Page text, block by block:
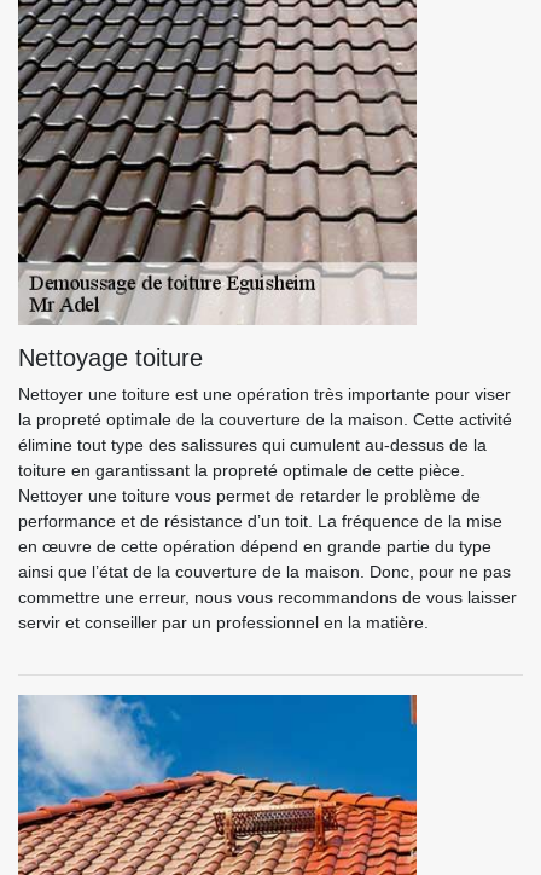
Nettoyage toiture
Nettoyer une toiture est une opération très importante pour viser
la propreté optimale de la couverture de la maison. Cette activité
élimine tout type des salissures qui cumulent au-dessus de la
toiture en garantissant la propreté optimale de cette pièce.
Nettoyer une toiture vous permet de retarder le problème de
performance et de résistance d’un toit. La fréquence de la mise
en œuvre de cette opération dépend en grande partie du type
ainsi que l’état de la couverture de la maison. Donc, pour ne pas
commettre une erreur, nous vous recommandons de vous laisser
servir et conseiller par un professionnel en la matière.